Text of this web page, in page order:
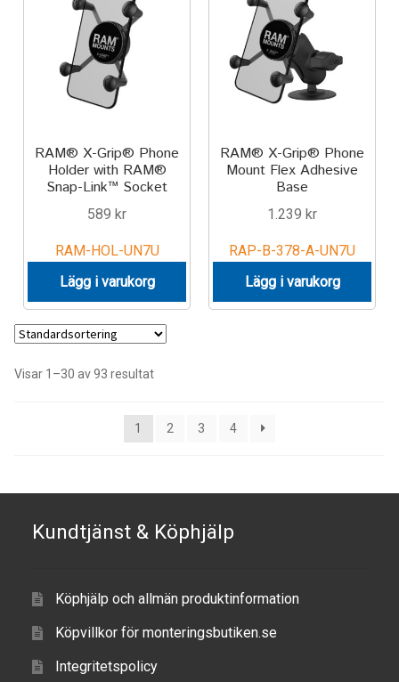
RAM® X-Grip® Phone
Holder with RAM®
Snap-Link™ Socket
589 kr
RAM-HOL-UN7U
Lägg i varukorg
RAM® X-Grip® Phone
Mount Flex Adhesive
Base
1.239 kr
RAP-B-378-A-UN7U
Lägg i varukorg
Visar 1–30 av 93 resultat
1 2 3 4
Kundtjänst & Köphjälp
Köphjälp och allmän produktinformation
Köpvillkor för monteringsbutiken.se
Integritetspolicy